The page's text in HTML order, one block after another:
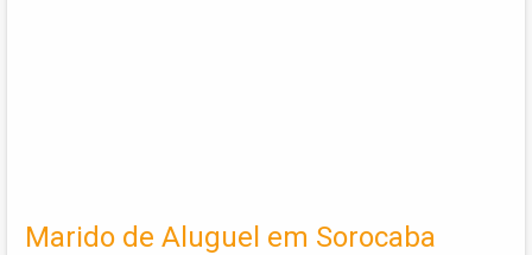
Marido de Aluguel em Sorocaba